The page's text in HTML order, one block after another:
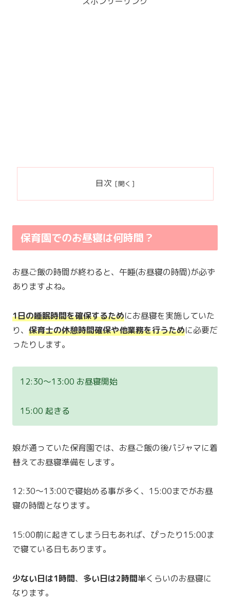
目次
保育園でのお昼寝は何時間？
お昼ご飯の時間が終わると、午睡(お昼寝の時間)が必ず
ありますよね。
1日の睡眠時間を確保するためにお昼寝を実施していた
り、 保育士の休憩時間確保や他業務を行うために必要だ
ったりします。
12:30〜13:00 お昼寝開始
15:00 起きる
娘が通っていた保育園では、お昼ご飯の後パジャマに着
替えてお昼寝準備をします。
12:30〜13:00で寝始める事が多く、15:00までがお昼
寝の時間となります。
15:00前に起きてしまう日もあれば、ぴったり15:00ま
で寝ている日もあります。
少ない日は1時間、 多い日は2時間半くらいのお昼寝に
なります。